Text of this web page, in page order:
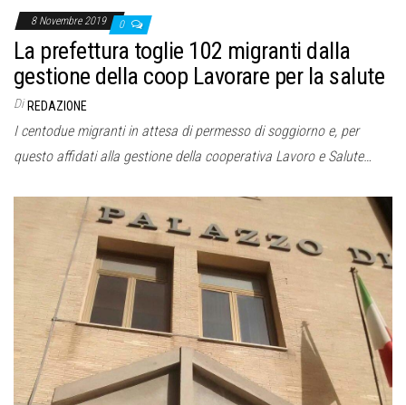
8 Novembre 2019 0
La prefettura toglie 102 migranti dalla
gestione della coop Lavorare per la salute
Di REDAZIONE
I centodue migranti in attesa di permesso di soggiorno e, per
questo affidati alla gestione della cooperativa Lavoro e Salute…